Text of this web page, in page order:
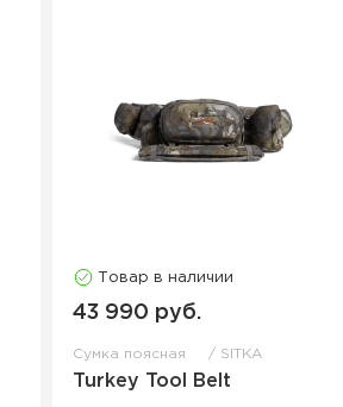
Товар в наличии
43 990 руб.
Сумка поясная SITKA
Turkey Tool Belt